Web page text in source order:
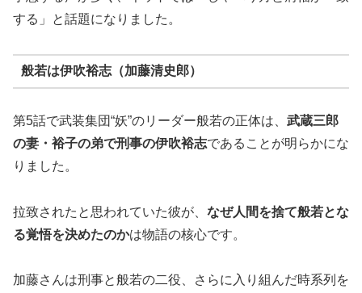
する」と話題になりました。
般若は伊吹裕志（加藤清史郎）
第5話で武装集団“妖”のリーダー般若の正体は、 武蔵三郎
の妻・裕子の弟で刑事の伊吹裕志であることが明らかにな
りました。
拉致されたと思われていた彼が、 なぜ人間を捨て般若とな
る覚悟を決めたのかは物語の核心です。
加藤さんは刑事と般若の二役、さらに入り組んだ時系列を